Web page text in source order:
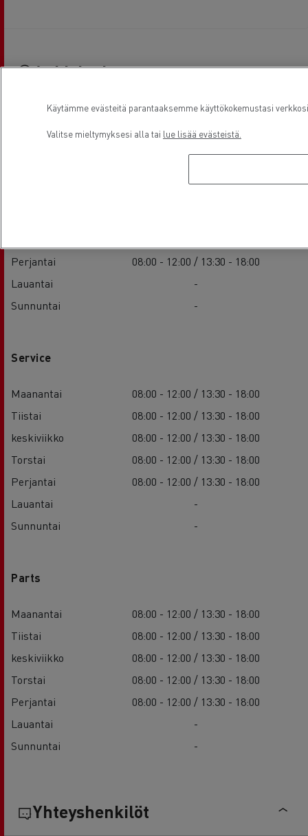
Aukioloajat
Perjantai
08:00 - 12:00 / 13:30 - 18:00
Lauantai
-
Sunnuntai
-
Service
Maanantai
08:00 - 12:00 / 13:30 - 18:00
Tiistai
08:00 - 12:00 / 13:30 - 18:00
keskiviikko
08:00 - 12:00 / 13:30 - 18:00
Torstai
08:00 - 12:00 / 13:30 - 18:00
Perjantai
08:00 - 12:00 / 13:30 - 18:00
Lauantai
-
Sunnuntai
-
Parts
Maanantai
08:00 - 12:00 / 13:30 - 18:00
Tiistai
08:00 - 12:00 / 13:30 - 18:00
keskiviikko
08:00 - 12:00 / 13:30 - 18:00
Torstai
08:00 - 12:00 / 13:30 - 18:00
Perjantai
08:00 - 12:00 / 13:30 - 18:00
Lauantai
-
Sunnuntai
-
Yhteyshenkilöt
Käytämme evästeitä parantaaksemme käyttökokemustasi
Valitse mieltymyksesi alla tai lue lisää evästeistä.